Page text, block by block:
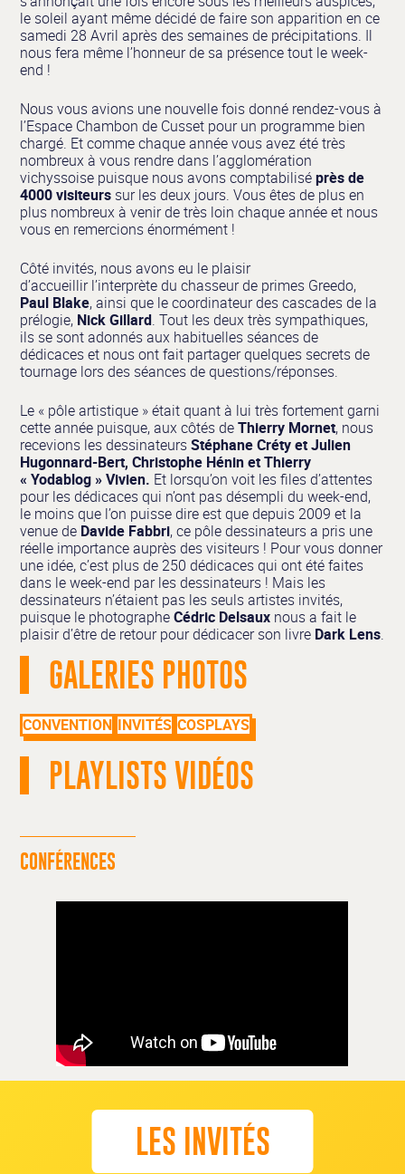
le soleil ayant même décidé de faire son apparition en ce
samedi 28 Avril après des semaines de précipitations. Il
nous fera même l’honneur de sa présence tout le week-
end !
Nous vous avions une nouvelle fois donné rendez-vous à
l’Espace Chambon de Cusset pour un programme bien
chargé. Et comme chaque année vous avez été très
nombreux à vous rendre dans l’agglomération
vichyssoise puisque nous avons comptabiliséprès de
4000 visiteurs sur les deux jours. Vous êtes de plus en
plus nombreux à venir de très loin chaque année et nous
vous en remercions énormément !
Côté invités, nous avons eu le plaisir
d’accueillir l’interprète du chasseur de primes Greedo,
Paul Blake, ainsi que le coordinateur des cascades de la
prélogie, Nick Gillard. Tout les deux très sympathiques,
ils se sont adonnés aux habituelles séances de
dédicaces et nous ont fait partager quelques secrets de
tournage lors des séances de questions/réponses.
Le « pôle artistique » était quant à lui très fortement garni
cette année puisque, aux côtés deThierry Mornet, nous
recevions les dessinateursStéphane Créty et Julien
Hugonnard-Bert, Christophe Hénin et Thierry
« Yodablog » Vivien. Et lorsqu’on voit les files d’attentes
pour les dédicaces qui n’ont pas désempli du week-end,
le moins que l’on puisse dire est que depuis 2009 et la
venue de Davide Fabbri, ce pôle dessinateurs a pris une
réelle importance auprès des visiteurs ! Pour vous donner
une idée, c’est plus de 250 dédicaces qui ont été faites
dans le week-end par les dessinateurs ! Mais les
dessinateurs n’étaient pas les seuls artistes invités,
puisque le photographeCédric Delsaux nous a fait le
plaisir d’être de retour pour dédicacer son livre Dark Lens.
GALERIES PHOTOS
CONVENTION INVITÉS COSPLAYS
PLAYLISTS VIDÉOS
CONFÉRENCES
LES INVITÉS